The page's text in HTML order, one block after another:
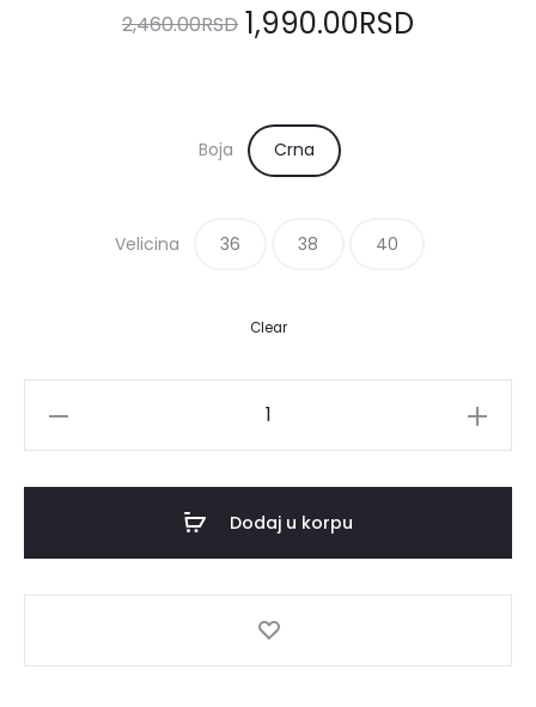
2,460.00RSD Originalna
je
2,460.00RSD.
1,990.00RSD
Boja Crna
Velicina 36 38 40
Clear
Dodaj u korpu